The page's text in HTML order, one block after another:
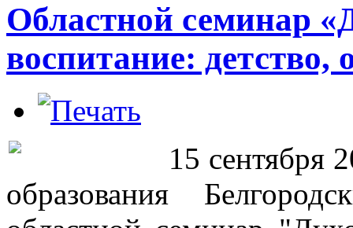
Областной семинар
воспитание: детство,
15 сентября
образования